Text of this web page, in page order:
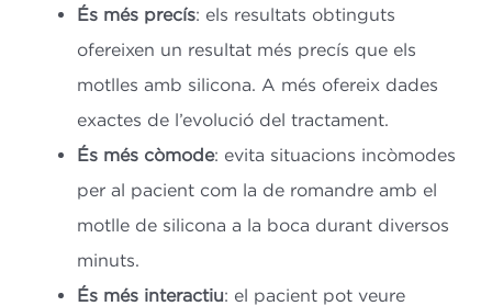
És més precís: els resultats obtinguts
ofereixen un resultat més precís que els
motlles amb silicona. A més ofereix dades
exactes de l’evolució del tractament.
És més còmode: evita situacions incòmodes
per al pacient com la de romandre amb el
motlle de silicona a la boca durant diversos
minuts.
És més interactiu: el pacient pot veure